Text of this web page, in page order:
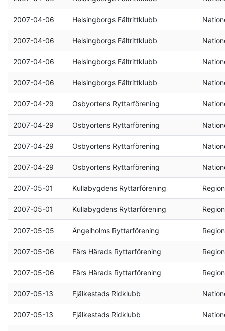
2007-04-06 Helsingborgs Fältrittklubb
2007-04-06 Helsingborgs Fältrittklubb
2007-04-06 Helsingborgs Fältrittklubb
2007-04-06 Helsingborgs Fältrittklubb
2007-04-29 Osbyortens Ryttarförening
2007-04-29 Osbyortens Ryttarförening
2007-04-29 Osbyortens Ryttarförening
2007-04-29 Osbyortens Ryttarförening
2007-05-01 Kullabygdens Ryttarförening
2007-05-01 Kullabygdens Ryttarförening
2007-05-05 Ängelholms Ryttarförening
2007-05-06 Färs Härads Ryttarförening
2007-05-06 Färs Härads Ryttarförening
2007-05-13 Fjälkestads Ridklubb
2007-05-13 Fjälkestads Ridklubb